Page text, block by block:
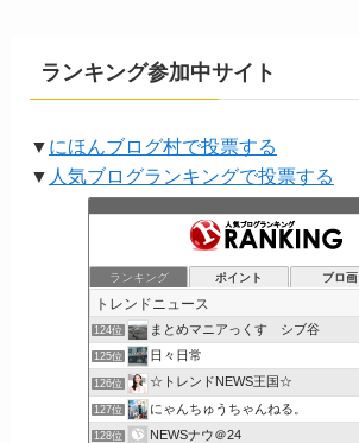
ランキング参加中サイト
▼ にほんブログ村で投票する
▼ 人気ブログランキングで投票する
ランキング ポイント ブロ画
124位 まとめマニアっくす シブ谷
125位 日々日常
126位 ☆トレンドNEWS王国☆
127位 にゃんちゅうちゃんねる。
128位 NEWSナウ＠24